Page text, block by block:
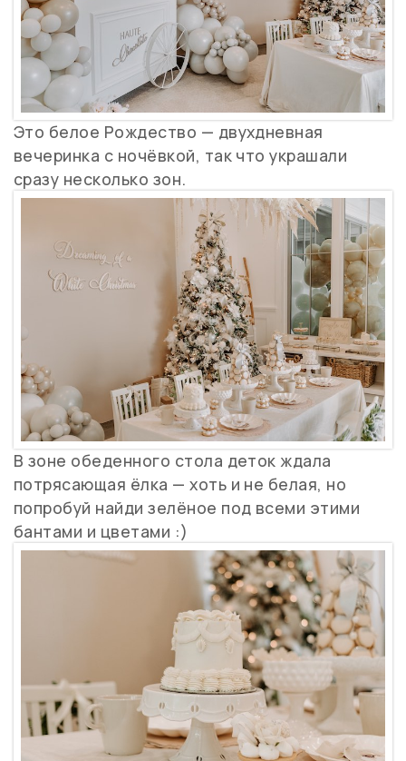
Это белое Рождество — двухдневная
вечеринка с ночёвкой, так что украшали
сразу несколько зон.
В зоне обеденного стола деток ждала
потрясающая ёлка — хоть и не белая, но
попробуй найди зелёное под всеми этими
бантами и цветами :)